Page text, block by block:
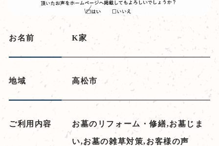
お名前 K家
地域 高松市
ご利用内容 お墓のリフォーム・修繕,お墓じま
い,お墓の雑草対策,お客様の声